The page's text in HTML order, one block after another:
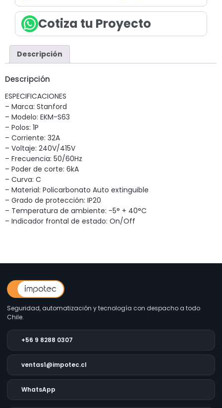
Cotiza tu Proyecto
Descripción
Descripción
ESPECIFICACIONES
– Marca: Stanford
– Modelo: EKM-S63
– Polos: 1P
– Corriente: 32A
– Voltaje: 240V/415V
– Frecuencia: 50/60Hz
– Poder de corte: 6kA
– Curva: C
– Material: Policarbonato Auto extinguible
– Grado de protección: IP20
– Temperatura de ambiente: -5° + 40°C
– Indicador frontal de estado: On/Off
Seguridad, automatización y tecnología con despacho a todo
Chile.
+56 9 8288 0307
ventas1@impotec.cl
WhatsApp